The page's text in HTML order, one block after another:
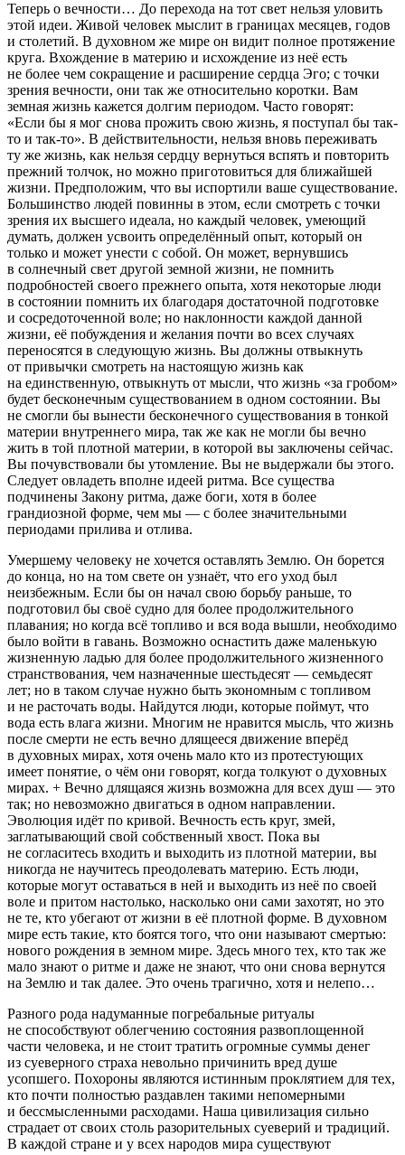
Теперь о вечности… До перехода на тот свет нельзя уловить
этой идеи. Живой человек мыслит в границах месяцев, годов
и столетий. В духовном же мире он видит полное протяжение
круга. Вхождение в материю и исхождение из неё есть
не более чем сокращение и расширение сердца Эго; с точки
зрения вечности, они так же относительно коротки. Вам
земная жизнь кажется долгим периодом. Часто говорят:
«Если бы я мог снова прожить свою жизнь, я поступал бы так-
то и так-то». В действительности, нельзя вновь переживать
ту же жизнь, как нельзя сердцу вернуться вспять и повторить
прежний толчок, но можно приготовиться для ближайшей
жизни. Предположим, что вы испортили ваше существование.
Большинство людей повинны в этом, если смотреть с точки
зрения их высшего идеала, но каждый человек, умеющий
думать, должен усвоить определённый опыт, который он
только и может унести с собой. Он может, вернувшись
в солнечный свет другой земной жизни, не помнить
подробностей своего прежнего опыта, хотя некоторые люди
в состоянии помнить их благодаря достаточной подготовке
и сосредоточенной воле; но наклонности каждой данной
жизни, её побуждения и желания почти во всех случаях
переносятся в следующую жизнь. Вы должны отвыкнуть
от привычки смотреть на настоящую жизнь как
на единственную, отвыкнуть от мысли, что жизнь «за гробом»
будет бесконечным существованием в одном состоянии. Вы
не смогли бы вынести бесконечного существования в тонкой
материи внутреннего мира, так же как не могли бы вечно
жить в той плотной материи, в которой вы заключены сейчас.
Вы почувствовали бы утомление. Вы не выдержали бы этого.
Следует овладеть вполне идеей ритма. Все существа
подчинены Закону ритма, даже боги, хотя в более
грандиозной форме, чем мы — с более значительными
периодами прилива и отлива.
Умершему человеку не хочется оставлять Землю. Он борется
до конца, но на том свете он узнаёт, что его уход был
неизбежным. Если бы он начал свою борьбу раньше, то
подготовил бы своё судно для более продолжительного
плавания; но когда всё топливо и вся вода вышли, необходимо
было войти в гавань. Возможно оснастить даже маленькую
жизненную ладью для более продолжительного жизненного
странствования, чем назначенные шестьдесят — семьдесят
лет; но в таком случае нужно быть экономным с топливом
и не расточать воды. Найдутся люди, которые поймут, что
вода есть влага жизни. Многим не нравится мысль, что жизнь
после смерти не есть вечно длящееся движение вперёд
в духовных мирах, хотя очень мало кто из протестующих
имеет понятие, о чём они говорят, когда толкуют о духовных
мирах. + Вечно длящаяся жизнь возможна для всех душ — это
так; но невозможно двигаться в одном направлении.
Эволюция идёт по кривой. Вечность есть круг, змей,
заглатывающий свой собственный хвост. Пока вы
не согласитесь входить и выходить из плотной материи, вы
никогда не научитесь преодолевать материю. Есть люди,
которые могут оставаться в ней и выходить из неё по своей
воле и притом настолько, насколько они сами захотят, но это
не те, кто убегают от жизни в её плотной форме. В духовном
мире есть такие, кто боятся того, что они называют смертью:
нового рождения в земном мире. Здесь много тех, кто так же
мало знают о ритме и даже не знают, что они снова вернутся
на Землю и так далее. Это очень трагично, хотя и нелепо…
Разного рода надуманные погребальные ритуалы
не способствуют облегчению состояния развоплощенной
части человека, и не стоит тратить огромные суммы денег
из суеверного страха невольно причинить вред душе
усопшего. Похороны являются истинным проклятием для тех,
кто почти полностью раздавлен такими непомерными
и бессмысленными расходами. Наша цивилизация сильно
страдает от своих столь разорительных суеверий и традиций.
В каждой стране и у всех народов мира существуют